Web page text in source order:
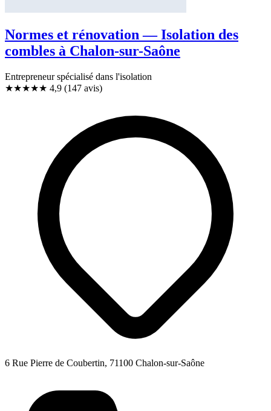
Normes et rénovation — Isolation des
combles à Chalon-sur-Saône
Entrepreneur spécialisé dans l'isolation
★★★★★ 4,9 (147 avis)
6 Rue Pierre de Coubertin, 71100 Chalon-sur-Saône